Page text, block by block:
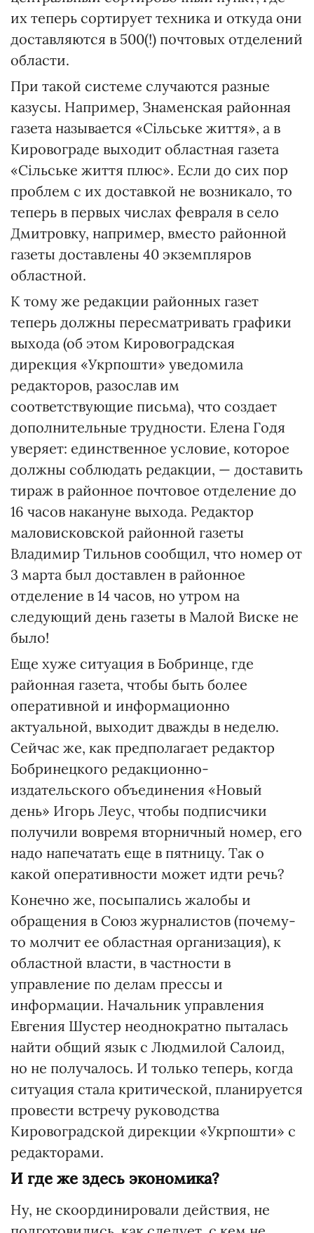
их теперь сортирует техника и откуда они
доставляются в 500(!) почтовых отделений
области.
При такой системе случаются разные
казусы. Например, Знаменская районная
газета называется «Сільське життя», а в
Кировограде выходит областная газета
«Сільське життя плюс». Если до сих пор
проблем с их доставкой не возникало, то
теперь в первых числах февраля в село
Дмитровку, например, вместо районной
газеты доставлены 40 экземпляров
областной.
К тому же редакции районных газет
теперь должны пересматривать графики
выхода (об этом Кировоградская
дирекция «Укрпошти» уведомила
редакторов, разослав им
соответствующие письма), что создает
дополнительные трудности. Елена Годя
уверяет: единственное условие, которое
должны соблюдать редакции, — доставить
тираж в районное почтовое отделение до
16 часов накануне выхода. Редактор
маловисковской районной газеты
Владимир Тильнов сообщил, что номер от
3 марта был доставлен в районное
отделение в 14 часов, но утром на
следующий день газеты в Малой Виске не
было!
Еще хуже ситуация в Бобринце, где
районная газета, чтобы быть более
оперативной и информационно
актуальной, выходит дважды в неделю.
Сейчас же, как предполагает редактор
Бобринецкого редакционно-
издательского объединения «Новый
день» Игорь Леус, чтобы подписчики
получили вовремя вторничный номер, его
надо напечатать еще в пятницу. Так о
какой оперативности может идти речь?
Конечно же, посыпались жалобы и
обращения в Союз журналистов (почему-
то молчит ее областная организация), к
областной власти, в частности в
управление по делам прессы и
информации. Начальник управления
Евгения Шустер неоднократно пыталась
найти общий язык с Людмилой Салоид,
но не получалось. И только теперь, когда
ситуация стала критической, планируется
провести встречу руководства
Кировоградской дирекции «Укрпошти» с
редакторами.
И где же здесь экономика?
Ну, не скоординировали действия, не